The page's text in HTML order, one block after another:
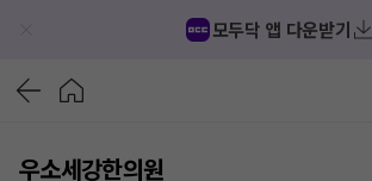
모두닥 앱 다운받기
우소세강한의원